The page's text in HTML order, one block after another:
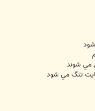
مي شوند
تنگ مي شود